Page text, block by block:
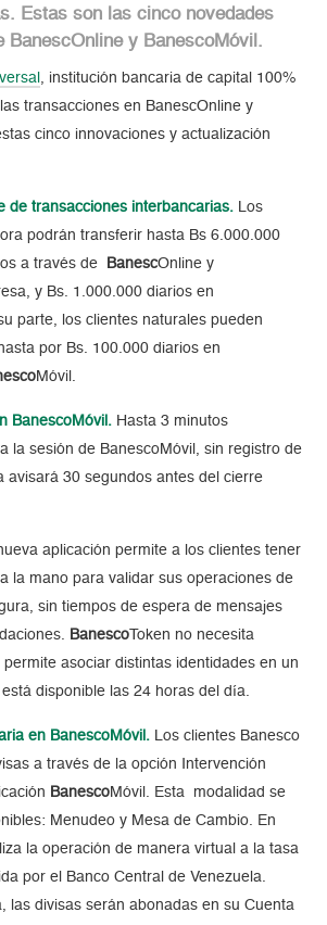
Estas son las cinco novedades
BanescOnline y BanescoMóvil.
, institución bancaria de capital 100%
transacciones en BanescOnline y
cinco innovaciones y actualización
de transacciones interbancarias. Los
podrán transferir hasta Bs 6.000.000
a través de
BanescOnline y
y Bs. 1.000.000 diarios en
parte, los clientes naturales pueden
por Bs. 100.000 diarios en
Móvil.
BanescoMóvil. Hasta 3 minutos
la sesión de BanescoMóvil, sin registro de
avisará 30 segundos antes del cierre
aplicación permite a los clientes tener
la mano para validar sus operaciones de
sin tiempos de espera de mensajes
Banesco Token no necesita
asociar distintas identidades en un
disponible las 24 horas del día.
en BanescoMóvil. Los clientes Banesco
a través de la opción Intervención
BanescoMóvil. Esta modalidad se
Menudeo y Mesa de Cambio. En
la operación de manera virtual a la tasa
por el Banco Central de Venezuela.
las divisas serán abonadas en su Cuenta